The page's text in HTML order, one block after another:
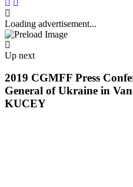
Loading advertisement...
Up next
2019 CGMFF Press
General of Ukraine in
KUCEY